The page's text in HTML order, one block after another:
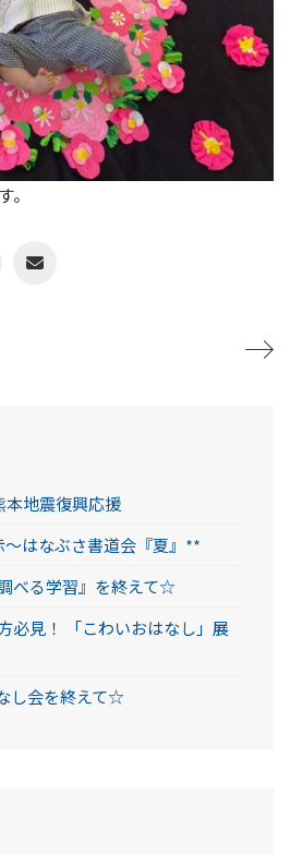
地震復興応援
はなぶさ書道会『夏』**
べる学習』を終えて☆
必見！ 「こわいおはなし」展
し会を終えて☆